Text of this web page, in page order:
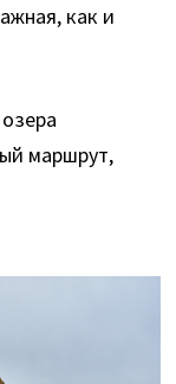
как и
маршрут,